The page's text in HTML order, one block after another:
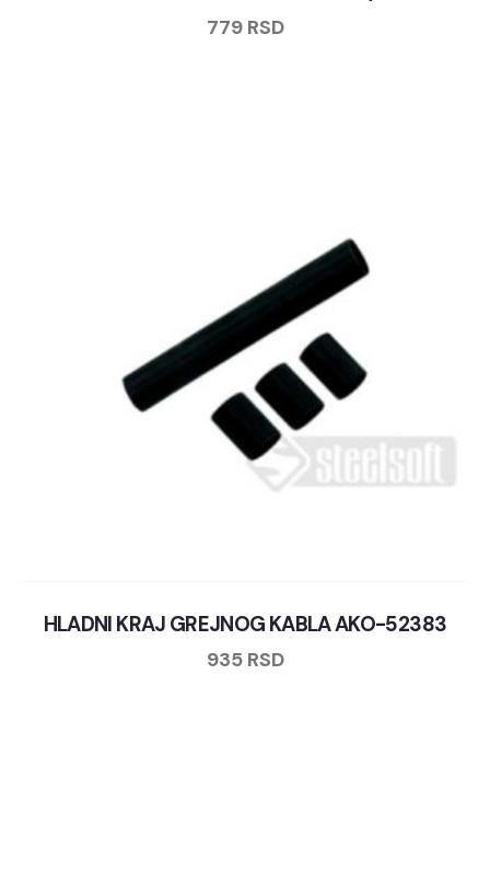
779 RSD
HLADNI KRAJ GREJNOG KABLA AKO-52383
935 RSD